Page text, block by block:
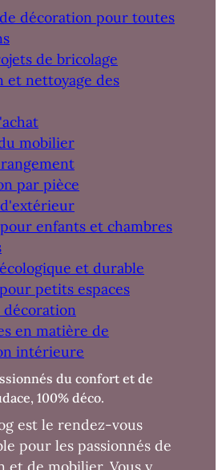
décoration pour toutes
de bricolage
et nettoyage des
mobilier
par pièce
enfants et chambres
et durable
petits espaces
décoration
en matière de
intérieure
du confort et de
100% déco.
est le rendez-vous
pour les passionnés de
et de mobilier. Vous y